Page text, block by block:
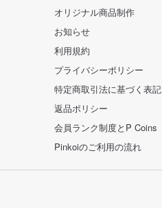
オリジナル商品制作
お知らせ
利用規約
プライバシーポリシー
特定商取引法に基づく表記
返品ポリシー
会員ランク制度とP Coins
Pinkoiのご利用の流れ